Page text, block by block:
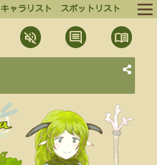
キャラリスト スポットリスト
ルール
ログアウト
volume_off
ミ
comment
発
menu_book
結
果
覧